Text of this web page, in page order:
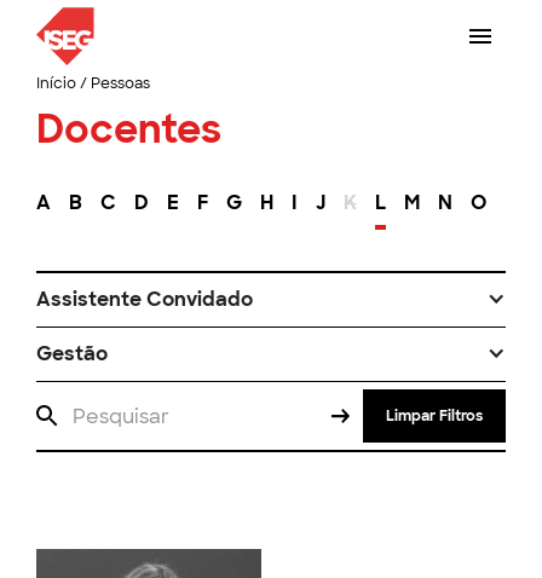
Início/ Pessoas
Docentes
A B C D E F G H I J K L M N O
Assistente Convidado
Gestão
Limpar Filtros